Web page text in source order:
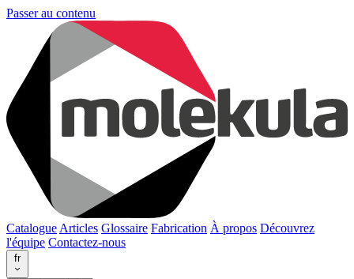
Passer au contenu
Catalogue Articles Glossaire Fabrication À propos Découvrez
l'équipe Contactez-nous
fr